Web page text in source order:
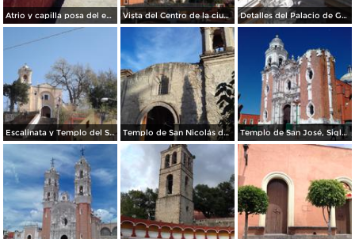
Atrio y capilla posa del ex-convento franciscano del siglo XVI. Febrero/2018 Vista del Centro de la ciudad de Tlaxcala. Diciembre/2017 Detalles del Palacio de Gobierno de Tlaxcala. Diciembre/2017
Escalinata y Templo del Señor del Vecino. Diciembre/2017 Templo de San Nicolás de Bari. Diciembre/2017 Templo de San José, Siglo XVII. Agosto/2017